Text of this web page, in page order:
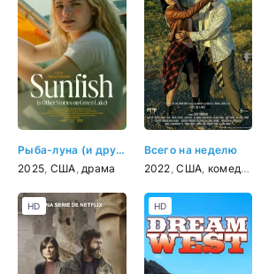
Рыба-луна (и другие истории о Грин-Лейк)
2025 США драма
Всего на неделю
2022 ,США комедия
HD HD